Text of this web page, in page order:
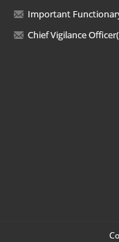
Important
Chief Vigilance